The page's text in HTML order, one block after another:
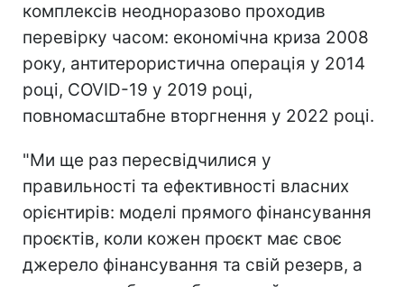
комплексів неодноразово проходив
перевірку часом: економічна криза 2008
року, антитерористична операція у 2014
році, COVID-19 у 2019 році,
повномасштабне вторгнення у 2022 році.
"Ми ще раз пересвідчилися у
правильності та ефективності власних
орієнтирів: моделі прямого фінансування
проєктів, коли кожен проєкт має своє
джерело фінансування та свій резерв, а